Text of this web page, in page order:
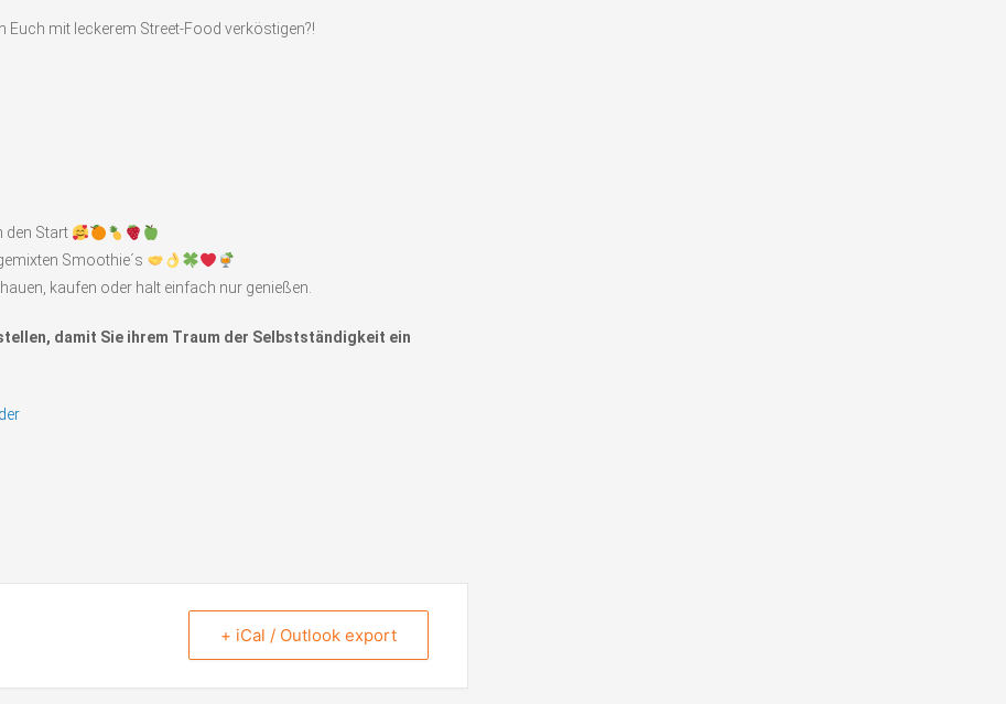
Euch mit leckerem Street-Food verköstigen?!
den Start
Smoothie´s
kaufen oder halt einfach nur genießen.
damit Sie ihrem Traum der Selbstständigkeit ein
+ iCal / Outlook export